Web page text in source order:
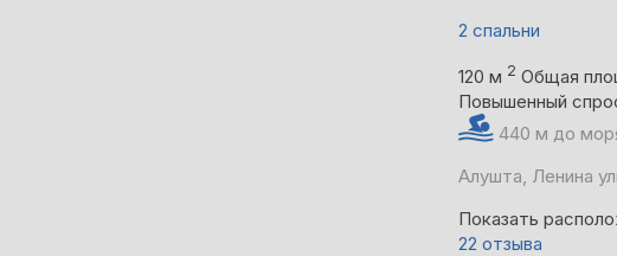
2 спальни
120 м 2 Общая
Повышенный
440 м до
Алушта, Ленина
Показать
22 отзыва